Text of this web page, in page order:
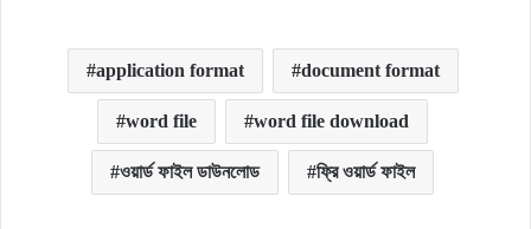
application format document format
word file word file download
ওয়ার্ড ফাইল ডাউনলোড ফ্রি ওয়ার্ড ফাইল